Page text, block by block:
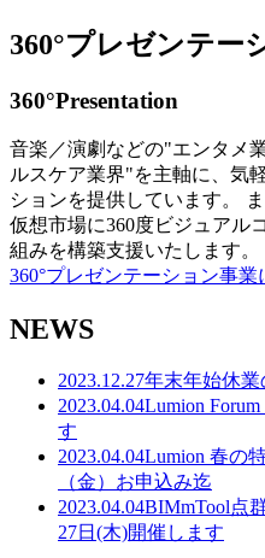
360°プレゼンテー
360°Presentation
音楽／演劇などの"エンタメ
ルスケア業界"を主軸に、気
ションを提供しています。
仮想市場に360度ビジュアル
組みを構築支援いたします。
360°プレゼンテーション事業
NEWS
2023.12.27年末年始休業
2023.04.04Lumion
す
2023.04.04Lumion 春の
（金）お申込み迄
2023.04.04BIMmTool点
27日(木)開催します